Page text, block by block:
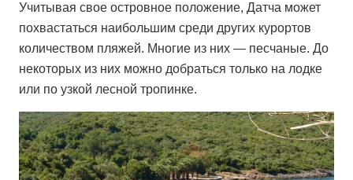
Учитывая свое островное положение, Датча может
похвастаться наибольшим среди других курортов
количеством пляжей. Многие из них — песчаные. До
некоторых из них можно добраться только на лодке
или по узкой лесной тропинке.